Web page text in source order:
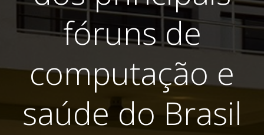
fóruns de
computação e
saúde do Brasil